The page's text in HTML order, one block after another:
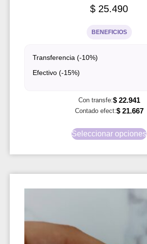
$ 25.490
BENEFICIOS
Transferencia (-10%)
Efectivo (-15%)
Con transfe:$22.941
Contado efect:$21.667
Seleccionar opciones